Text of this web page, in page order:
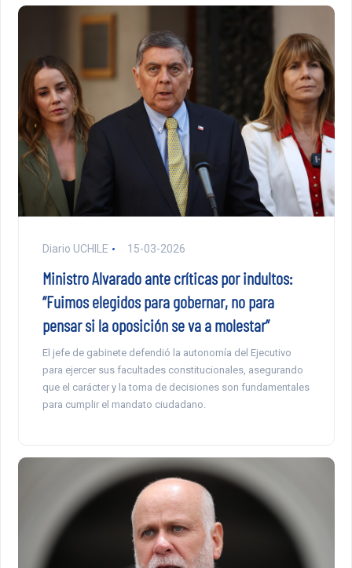
Diario UCHILE 15-03-2026
Ministro Alvarado ante críticas por indultos:
“Fuimos elegidos para gobernar, no para
pensar si la oposición se va a molestar”
El jefe de gabinete defendió la autonomía del Ejecutivo
para ejercer sus facultades constitucionales, asegurando
que el carácter y la toma de decisiones son fundamentales
para cumplir el mandato ciudadano.